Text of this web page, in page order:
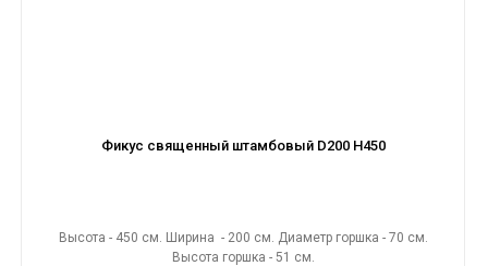
Фикус священный штамбовый D200 H450
Высота - 450 см. Ширина - 200 см. Диаметр горшка - 70 см.
Высота горшка - 51 см.